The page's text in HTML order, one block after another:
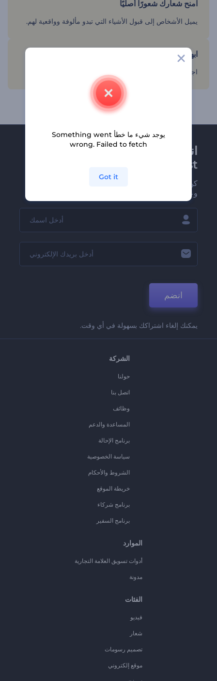
امنح شعارك شعورًا أصليًا
يميل الأشخاص إلى قبول الأشياء التي تبدو مألوفة وواقعية لهم.
ابهرهم بالاحترافية
اجعلهم يعتقدون كما لو أنك صورت اللقطات بنفسك.
انضم إلى نشرة
Renderforest الإخبارية
كن من بين أوائل من يستلمون أحدث أخبارنا
وعروضنا
انضم
يمكنك إلغاء اشتراكك بسهولة في أي وقت.
الشركة
حولنا
اتصل بنا
وظائف
المساعدة والدعم
برنامج الإحالة
سياسة الخصوصية
الشروط والأحكام
خريطة الموقع
برنامج شركاء
برنامج السفير
الموارد
أدوات تسويق العلامة التجارية
مدونة
الفئات
فيديو
شعار
تصميم رسومات
موقع إلكتروني
يوجد شيء ما خطأ Something went
wrong. Failed to fetch
Got it